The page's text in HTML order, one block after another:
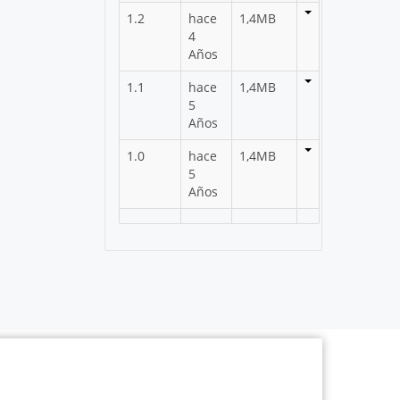
1.2
hace
4
Años
1,4MB
1.1
hace
5
Años
1,4MB
1.0
hace
5
Años
1,4MB